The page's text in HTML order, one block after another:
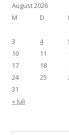
August 2026
M
D
3
4
10
11
17
18
24
25
31
« Juli